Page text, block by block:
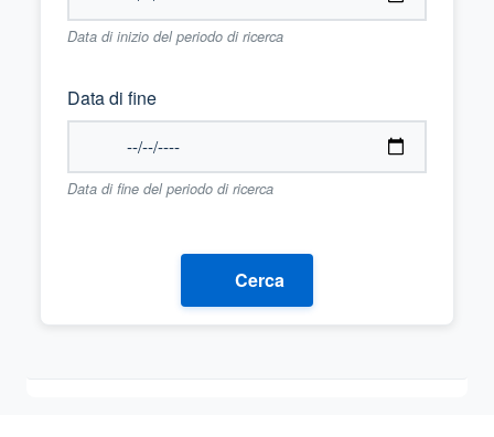
Data di inizio del periodo di ricerca
Data di fine
Data di fine del periodo di ricerca
Cerca